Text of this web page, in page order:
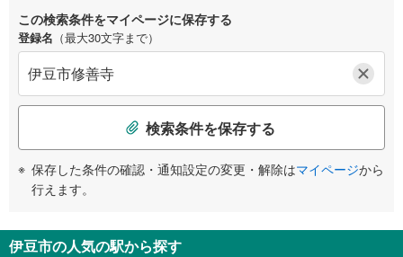
この検索条件をマイページに保存する
登録名 （最大30文字まで）
検索条件を保存する
保存した条件の確認・通知設定の変更・解除はマイページから
行えます。
伊豆市の人気の駅から探す